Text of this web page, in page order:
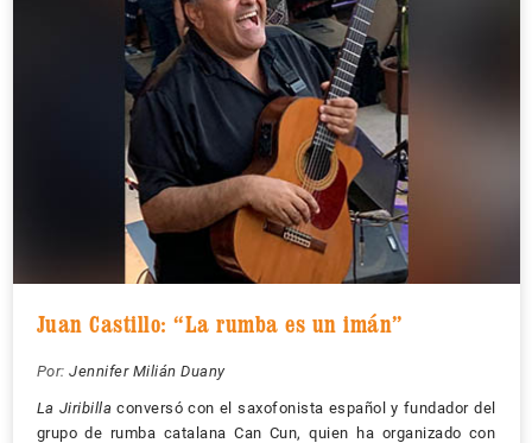
Juan Castillo: “La rumba es un imán”
Por: Jennifer Milián Duany
La Jiribilla conversó con el saxofonista español y fundador del
grupo de rumba catalana Can Cun, quien ha organizado con